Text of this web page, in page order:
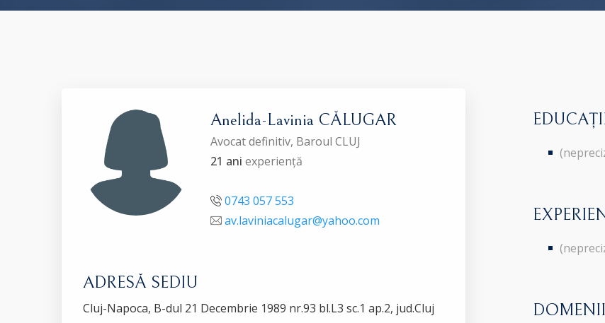
Anelida-Lavinia CĂLUGAR
Avocat definitiv, Baroul CLUJ
21 ani experiență
0743 057 553
av.laviniacalugar@yahoo.com
ADRESĂ SEDIU
Cluj-Napoca, B-dul 21 Decembrie 1989 nr.93 bl.L3 sc.1 ap.2, jud.Cluj